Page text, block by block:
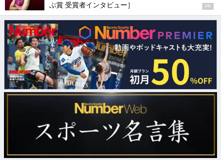
ぶ賞 受賞者インタビュー］
PR